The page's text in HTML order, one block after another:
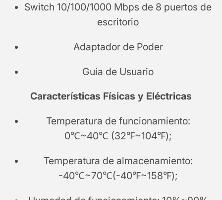
Switch 10/100/1000 Mbps de 8 puertos de
escritorio
Adaptador de Poder
Guía de Usuario
Características Físicas y Eléctricas
Temperatura de funcionamiento:
0℃~40℃ (32℉~104℉);
Temperatura de almacenamiento:
-40℃~70℃(-40℉~158℉);